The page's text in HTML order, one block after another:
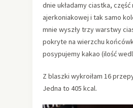
dnie układamy ciastka, część
ajerkoniakowej i tak samo
mnie wyszły trzy warstwy
pokryte na wierzchu
posypujemy kakao (ilość
Z blaszki wykroiłam 16
Jedna to 405 kcal.